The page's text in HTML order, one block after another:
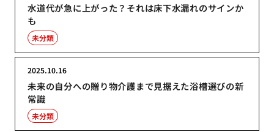
水道代が急に上がった？それは床下水漏れのサインか
も
未分類
未来の自分への贈り物介護まで見据えた浴槽選びの新
常識
2025.10.16
未分類